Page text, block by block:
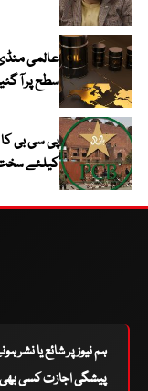
عالمی
سطح پر آ
پی سی بی
کیلئے
ہم نیوز پر شائع یا نشر
پیشگی اجازت کسی بھی